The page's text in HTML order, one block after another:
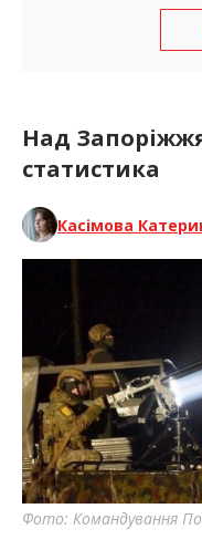
Над
статистика
Касімова
Фото: Командування